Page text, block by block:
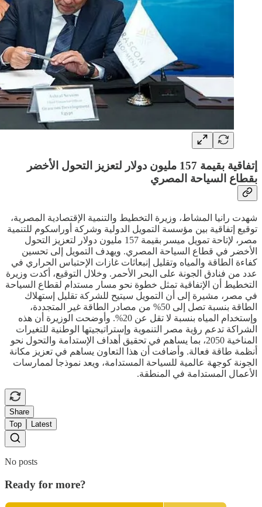
إتفاقية بقيمة 157 مليون دولار لتعزيز التحول الأخضر
بقطاع السياحة المصري
شهدت رانيا المشاط، وزيرة التخطيط والتنمية الإقتصادية المصرية،
توقيع إتفاقية بين مؤسسة التمويل الدولية وشركة أوراسكوم للتنمية
مصر، لإتاحة تمويل ميسر بقيمة 157 مليون دولار لتعزيز التحول
الأخضر في قطاع السياحة المصري. ويهدف التمويل إلى تحسين
كفاءة الطاقة والمياه وتقليل إنبعاثات غازات الإحتباس الحراري في
عدد من فنادق الجونة على البحر الأحمر. وخلال التوقيع، أكدت وزيرة
التخطيط أن الإتفاقية تمثل خطوة نحو مسار مستدام لقطاع السياحة
في مصر، مشيرة إلى أن التمويل سيتيح للشركة تقليل إستهلاك
الطاقة بنسبة تصل إلى 50% من مصادر الطاقة غير المتجددة،
وإستخدام المياه بنسبة لا تقل عن 20%. وأوضحت الوزيرة أن هذه
الشراكة تدعم رؤية مصر التنموية وإستراتيجيتها الوطنية للتغيرات
المناخية 2050، بما يساهم في تحقيق أهداف الإستدامة والتحول نحو
أنظمة طاقة فعالة. وأضافت أن هذا التعاون يساهم في تعزيز مكانة
الجونة كوجهة عالمية للسياحة المستدامة، ويعد نموذجا لممارسات
الأعمال المستدامة في المنطقة.
Share
Top
Latest
No posts
Ready for more?